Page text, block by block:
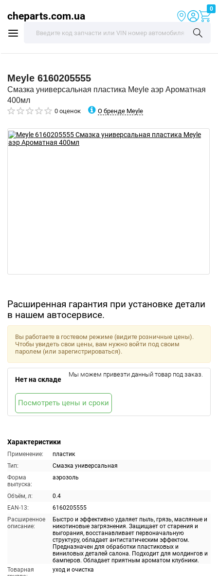
cheparts.com.ua
0
Meyle 6160205555
Смазка универсальная пластика Meyle аэр Ароматная
400мл
0 оценок О бренде Meyle
Расширенная гарантия при установке детали
в нашем автосервисе.
Характеристики
Применение:
пластик
Тип:
Смазка универсальная
Форма
выпуска:
аэрозоль
Объём, л:
0.4
EAN-13:
6160205555
Расширенное
описание:
Быстро и эффективно удаляет пыль, грязь, масляные и
никотиновые загрязнения. Защищает от старения и
выгорания, восстанавливает первоначальную
структуру, обладает антистатическим эффектом.
Предназначен для обработки пластиковых и
виниловых деталей салона. Подходит для молдингов и
бамперов. Обладает приятным ароматом клубники.
Товарная
уход и очистка
Вы работаете в гостевом режиме (видите розничные цены).
Чтобы увидеть свои цены, вам нужно войти под своим
паролем (или зарегистрироваться).
Нет на складе
Мы можем привезти данный товар под заказ.
Посмотреть цены и сроки